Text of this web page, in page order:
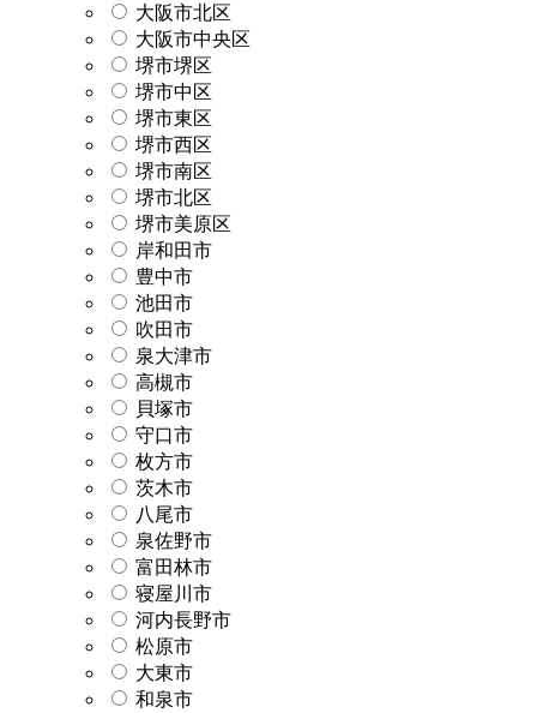
大阪市北区
大阪市中央区
堺市堺区
堺市中区
堺市東区
堺市西区
堺市南区
堺市北区
堺市美原区
岸和田市
豊中市
池田市
吹田市
泉大津市
高槻市
貝塚市
守口市
枚方市
茨木市
八尾市
泉佐野市
富田林市
寝屋川市
河内長野市
松原市
大東市
和泉市